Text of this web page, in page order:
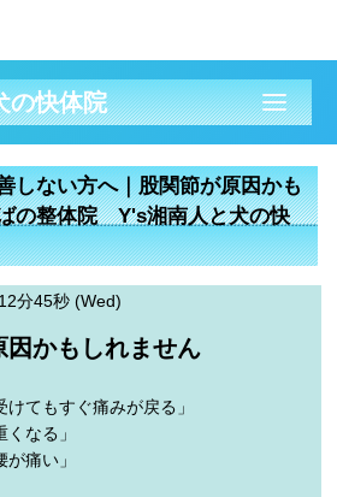
快体院
しない方へ｜股関節が原因かも
の整体院 Y's湘南人と犬の快
分45秒 (Wed)
かもしれません
けてもすぐ痛みが戻る」
なる」
痛い」